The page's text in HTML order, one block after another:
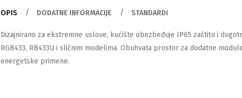
OPIS DODATNE INFORMACIJE STANDARDI
Dizajnirano za ekstremne uslove, kućište obezbeđuje IP65 zaštitu i
RGB433, RB433U i sličnim modelima. Obuhvata prostor za dodatne
energetske primene.